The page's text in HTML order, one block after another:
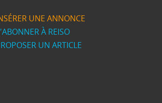
UNE ANNONCE
À REISO
UN ARTICLE